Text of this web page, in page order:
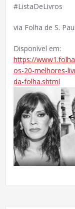
#ListaDeLivros
via Folha de S.
Disponível em:
https://
os-20-melhores-
da-folha.shtml